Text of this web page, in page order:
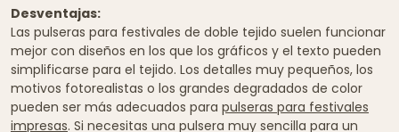
Desventajas:
Las pulseras para festivales de doble tejido suelen funcionar
mejor con diseños en los que los gráficos y el texto pueden
simplificarse para el tejido. Los detalles muy pequeños, los
motivos fotorealistas o los grandes degradados de color
pueden ser más adecuados para pulseras para festivales
impresas. Si necesitas una pulsera muy sencilla para un